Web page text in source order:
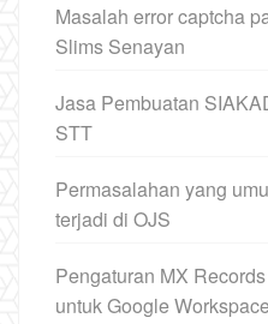
Masalah error captcha
Slims Senayan
Jasa Pembuatan
STT
Permasalahan yang
terjadi di OJS
Pengaturan MX Records
untuk Google Workspace